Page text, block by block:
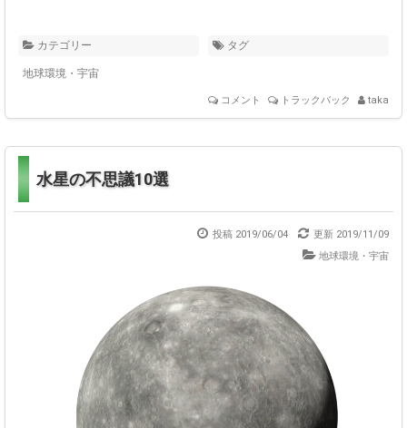
カテゴリー
地球環境・宇宙
タグ
コメント トラックバック taka
水星の不思議10選
投稿 2019/06/04 更新 2019/11/09
地球環境・宇宙